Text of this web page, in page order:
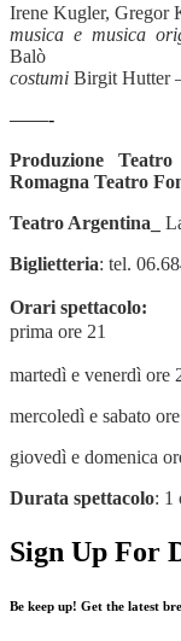
Irene Kugler, Gregor
musica e musica
Balò
costumi Birgit Hutter
——-
Produzione
Romagna Teatro
Teatro Argentina_
Biglietteria: tel.
Orari spettacolo:
prima ore 21
martedì e venerdì ore
mercoledì e sabato
giovedì e domenica
Durata spettacolo: 1
Sign Up For
Be keep up! Get the latest